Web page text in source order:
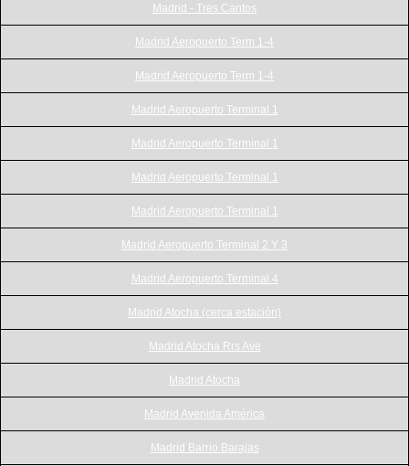
Madrid - Tres Cantos
Madrid Aeropuerto Term 1-4
Madrid Aeropuerto Term 1-4
Madrid Aeropuerto Terminal 1
Madrid Aeropuerto Terminal 1
Madrid Aeropuerto Terminal 1
Madrid Aeropuerto Terminal 1
Madrid Aeropuerto Terminal 2 Y 3
Madrid Aeropuerto Terminal 4
Madrid Atocha (cerca estación)
Madrid Atocha Rrs Ave
Madrid Atocha
Madrid Avenida América
Madrid Barrio Barajas